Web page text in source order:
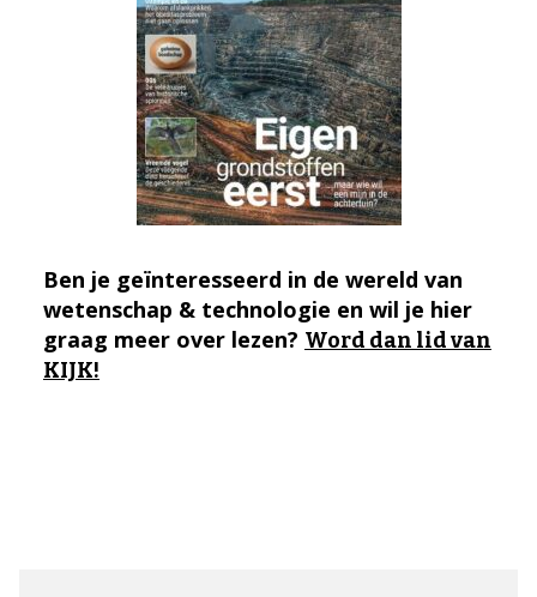
Ben je geïnteresseerd in de wereld van
wetenschap & technologie en wil je hier
graag meer over lezen? Word dan lid van
KIJK!